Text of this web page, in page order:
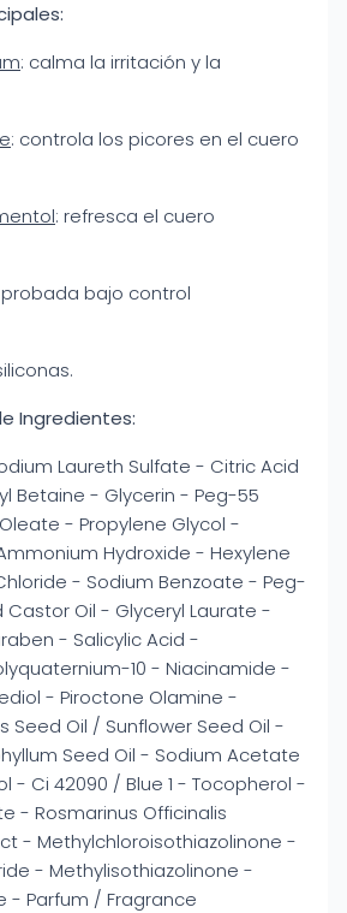
: calma la irritación y la
: controla los picores en el cuero
: refresca el cuero
bajo control
Ingredientes:
Laureth Sulfate - Citric Acid
Betaine - Glycerin - Peg-55
- Propylene Glycol -
Hydroxide - Hexylene
- Sodium Benzoate - Peg-
Oil - Glyceryl Laurate -
- Salicylic Acid -
10 - Niacinamide -
- Piroctone Olamine -
Seed Oil / Sunflower Seed Oil -
Seed Oil - Sodium Acetate
- Ci 42090 / Blue 1 - Tocopherol -
- Rosmarinus Officinalis
- Methylchloroisothiazolinone -
- Methylisothiazolinone -
- Parfum / Fragrance